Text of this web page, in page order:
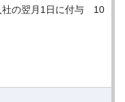
社の翌月1日に付与 10